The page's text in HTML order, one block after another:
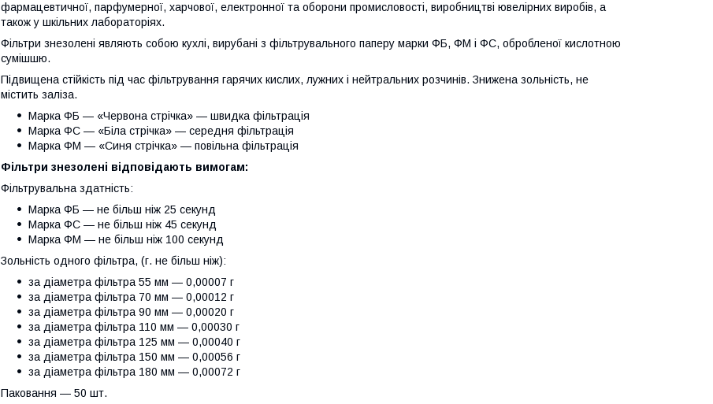
фармацевтичної, парфумерної, харчової, електронної та оборони промисловості, виробництві ювелірних виробів, а
також у шкільних лабораторіях.
Фільтри знезолені являють собою кухлі, вирубані з фільтрувального паперу марки ФБ, ФМ і ФС, обробленої кислотною
сумішшю.
Підвищена стійкість під час фільтрування гарячих кислих, лужних і нейтральних розчинів. Знижена зольність, не
містить заліза.
Марка ФБ — «Червона стрічка» — швидка фільтрація
Марка ФС — «Біла стрічка» — середня фільтрація
Марка ФМ — «Синя стрічка» — повільна фільтрація
Фільтри знезолені відповідають вимогам:
Фільтрувальна здатність:
Марка ФБ — не більш ніж 25 секунд
Марка ФС — не більш ніж 45 секунд
Марка ФМ — не більш ніж 100 секунд
Зольність одного фільтра, (г. не більш ніж):
за діаметра фільтра 55 мм — 0,00007 г
за діаметра фільтра 70 мм — 0,00012 г
за діаметра фільтра 90 мм — 0,00020 г
за діаметра фільтра 110 мм — 0,00030 г
за діаметра фільтра 125 мм — 0,00040 г
за діаметра фільтра 150 мм — 0,00056 г
за діаметра фільтра 180 мм — 0,00072 г
Паковання — 50 шт.